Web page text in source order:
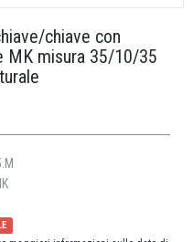
chiave con
MK misura 35/10/35